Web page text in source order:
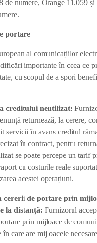
de numere, Orange 11.059
portare
al comunicațiilor
importante în ceea ce
cu scopul de a spori
creditului neutilizat:
returnează, la cerere,
servicii în avans creditul
în contract, pentru
se poate percepe un tarif
cu costurile reale
acestei operațiuni.
cererii de portare prin
la distanță: Furnizorul
prin mijloace de
care are mijloacele